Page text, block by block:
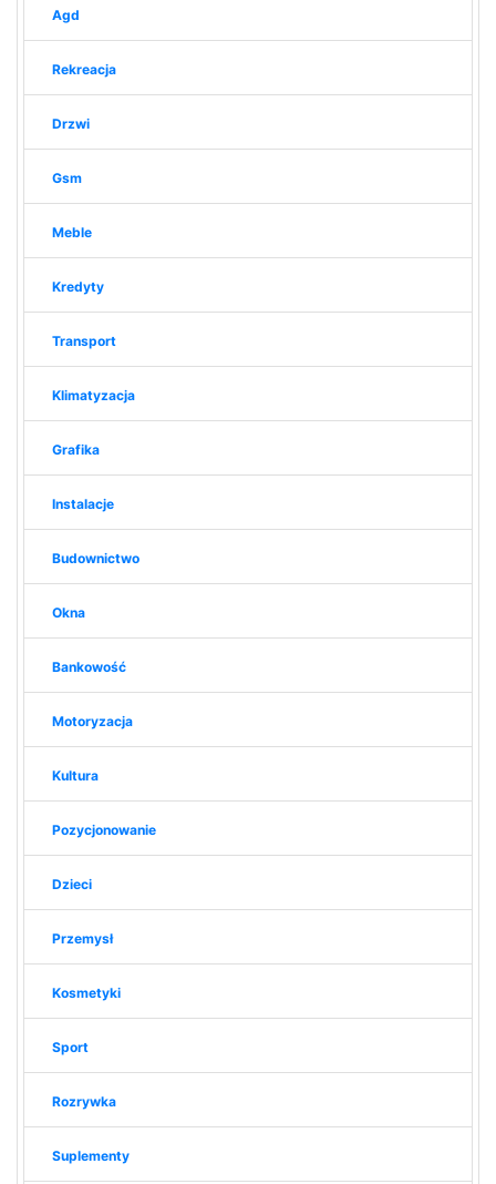
Agd
Rekreacja
Drzwi
Gsm
Meble
Kredyty
Transport
Klimatyzacja
Grafika
Instalacje
Budownictwo
Okna
Bankowość
Motoryzacja
Kultura
Pozycjonowanie
Dzieci
Przemysł
Kosmetyki
Sport
Rozrywka
Suplementy